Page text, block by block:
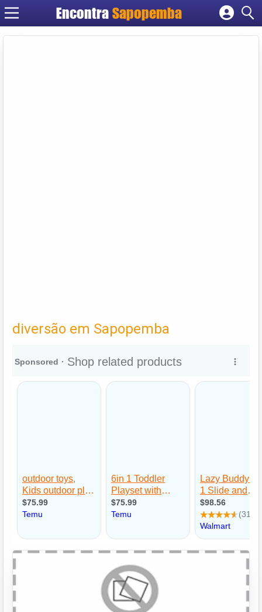
Encontra Sapopemba
Cadastrar empresa
diversão em Sapopemba